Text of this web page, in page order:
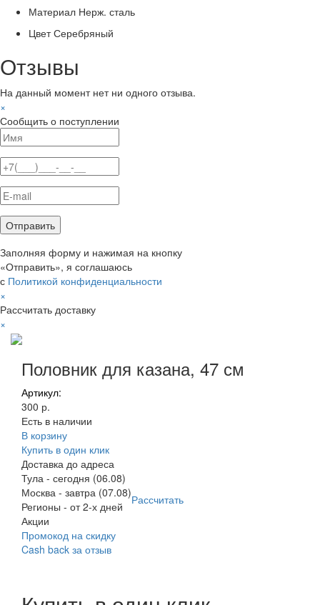
Материал Нерж. сталь
Цвет Серебряный
Отзывы
На данный момент нет ни одного отзыва.
×
Сообщить о поступлении
Заполняя форму и нажимая на кнопку
«Отправить», я соглашаюсь
с Политикой конфиденциальности
×
Рассчитать доставку
×
Половник для казана, 47 см
Артикул:
300 р.
Есть в наличии
В корзину
Купить в один клик
Доставка до адреса
Тула - сегодня (06.08)
Москва - завтра (07.08)Рассчитать
Регионы - от 2-х дней
Акции
Промокод на скидку
Cash back за отзыв